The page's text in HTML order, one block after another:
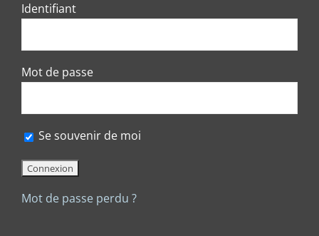
Identifiant
Mot de passe
Se souvenir de moi
Mot de passe perdu ?